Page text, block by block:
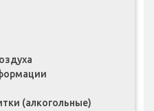
(алкогольные)